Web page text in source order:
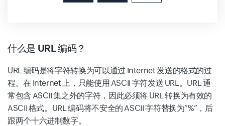
什么是 URL 编码？
URL 编码是将字符转换为可以通过 Internet 发送的格式的过
程。在 Internet 上，只能使用 ASCII 字符发送 URL。URL 通
常包含 ASCII 集之外的字符，因此必须将 URL 转换为有效的
ASCII 格式。URL 编码将不安全的 ASCII 字符替换为“%”，后
跟两个十六进制数字。